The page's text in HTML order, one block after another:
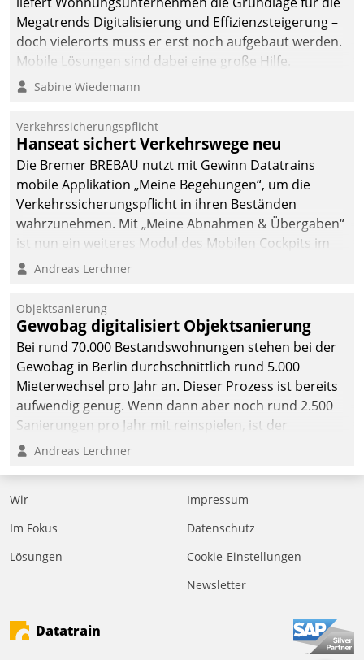
Megatrends Digitalisierung und Effizienzsteigerung –
doch vielerorts muss er erst noch aufgebaut werden.
Mobile Lösungen sind dabei eine große Hilfe.
Sabine Wiedemann
Verkehrssicherungspflicht
Hanseat sichert Verkehrswege neu
Die Bremer BREBAU nutzt mit Gewinn Datatrains
mobile Applikation „Meine Begehungen“, um die
Verkehrssicherungspflicht in ihren Beständen
wahrzunehmen. Mit „Meine Abnahmen & Übergaben“
ist nun ein weiteres Modul des Mobilen Cockpits im
Einsatz.
Andreas Lerchner
Objektsanierung
Gewobag digitalisiert Objektsanierung
Bei rund 70.000 Bestandswohnungen stehen bei der
Gewobag in Berlin durchschnittlich rund 5.000
Mieterwechsel pro Jahr an. Dieser Prozess ist bereits
aufwendig genug. Wenn dann aber noch rund 2.500
Sanierungen pro Jahr mit reinspielen, ist der
Betreuungs- und Organisationsaufwand immens. Im
gemeinsam mit der Berliner Datatrain GmbH den
Teilprozess der Objektsanierung digitalisiert.
Andreas Lerchner
Wir
Im Fokus
Lösungen
Impressum
Datenschutz
Cookie-Einstellungen
Newsletter
Datatrain